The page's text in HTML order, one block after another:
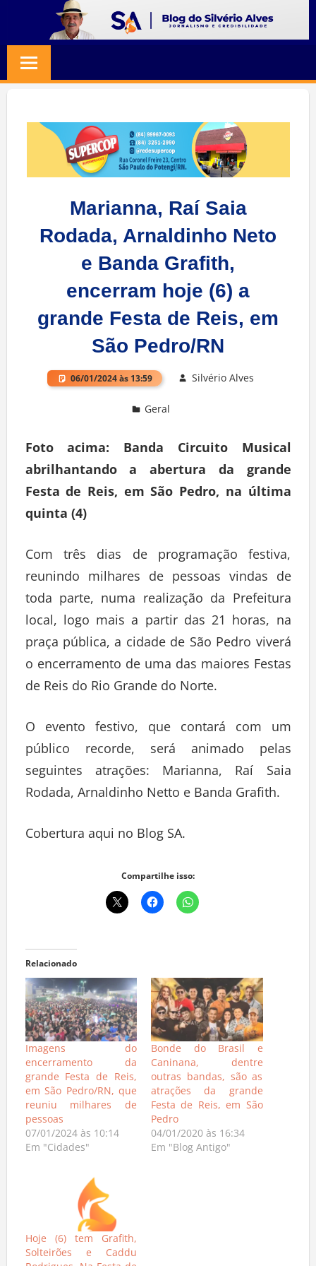
content
SILVERIO
ALVES
Jornalismo
Credibilidade
Marianna, Raí Saia
Rodada, Arnaldinho Neto
e Banda Grafith,
encerram hoje (6) a
grande Festa de Reis, em
São Pedro/RN
06/01/2024 às 13:59 Silvério Alves
Geral
Foto acima: Banda Circuito Musical
abrilhantando a abertura da grande
Festa de Reis, em São Pedro, na última
quinta (4)
Com três dias de programação festiva,
reunindo milhares de pessoas vindas de
toda parte, numa realização da Prefeitura
local, logo mais a partir das 21 horas, na
praça pública, a cidade de São Pedro viverá
o encerramento de uma das maiores Festas
de Reis do Rio Grande do Norte.
O evento festivo, que contará com um
público recorde, será animado pelas
seguintes atrações: Marianna, Raí Saia
Rodada, Arnaldinho Netto e Banda Grafith.
Cobertura aqui no Blog SA.
Compartilhe isso:
Relacionado
Imagens do
encerramento da
grande Festa de Reis,
em São Pedro/RN, que
reuniu milhares de
pessoas
07/01/2024 às 10:14
Em "Cidades"
Bonde do Brasil e
Caninana, dentre
outras bandas, são as
atrações da grande
Festa de Reis, em São
Pedro
04/01/2020 às 16:34
Em "Blog Antigo"
Hoje (6) tem Grafith,
Solteirões e Caddu